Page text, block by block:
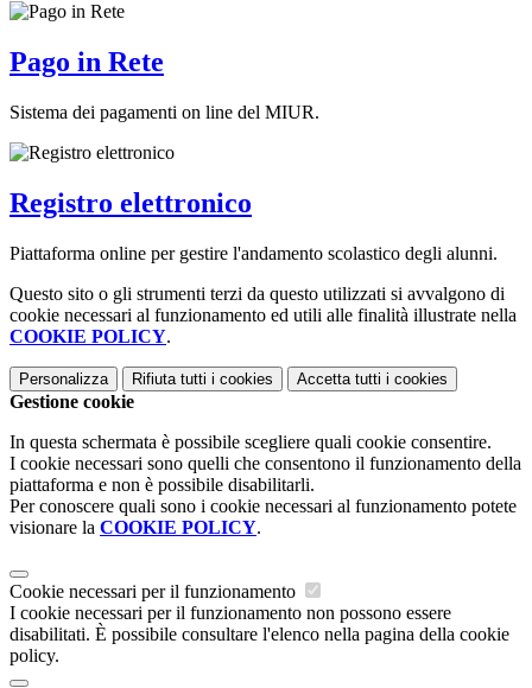
Pago in Rete
Sistema dei pagamenti on line del MIUR.
Registro elettronico
Piattaforma online per gestire l'andamento scolastico degli alunni.
Questo sito o gli strumenti terzi da questo utilizzati si avvalgono di
cookie necessari al funzionamento ed utili alle finalità illustrate nella
COOKIE POLICY.
Personalizza Rifiuta tutti i cookies Accetta tutti i cookies
Gestione cookie
In questa schermata è possibile scegliere quali cookie consentire.
I cookie necessari sono quelli che consentono il funzionamento della
piattaforma e non è possibile disabilitarli.
Per conoscere quali sono i cookie necessari al funzionamento potete
visionare la COOKIE POLICY.
Cookie necessari per il funzionamento
I cookie necessari per il funzionamento non possono essere
disabilitati. È possibile consultare l'elenco nella pagina della cookie
policy.